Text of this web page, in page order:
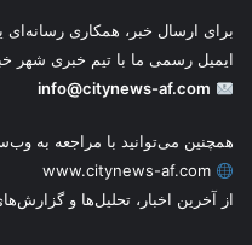
برای ارسال خبر، همکاری
ایمیل رسمی ما با تیم خبری شهر
info@citynews-af.com
همچنین می‌توانید با مراجعه به
www.citynews-af.com
از آخرین اخبار، تحلیل‌ها و